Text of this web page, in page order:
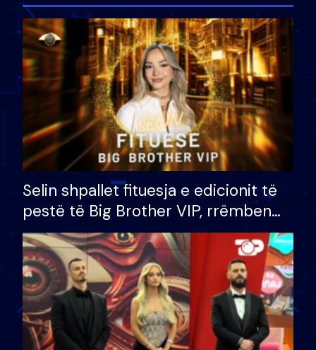
Selin shpallet fituesja e edicionit të
pestë të Big Brother VIP, rrëmben
çmimin e madh prej 100 mijë eurosh